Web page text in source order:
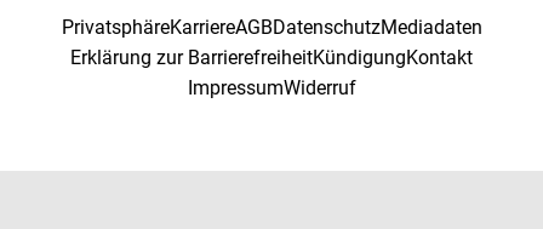
PrivatsphäreKarriereAGBDatenschutzMediadaten
Erklärung zur BarrierefreiheitKündigungKontakt
ImpressumWiderruf